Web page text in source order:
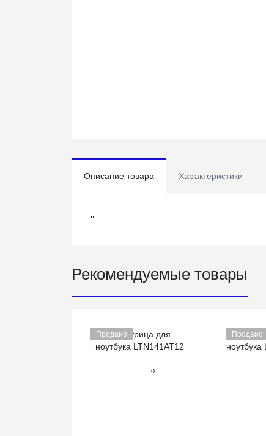
Описание товара Характеристики
''
Рекомендуемые товары
Продано
0
Продано